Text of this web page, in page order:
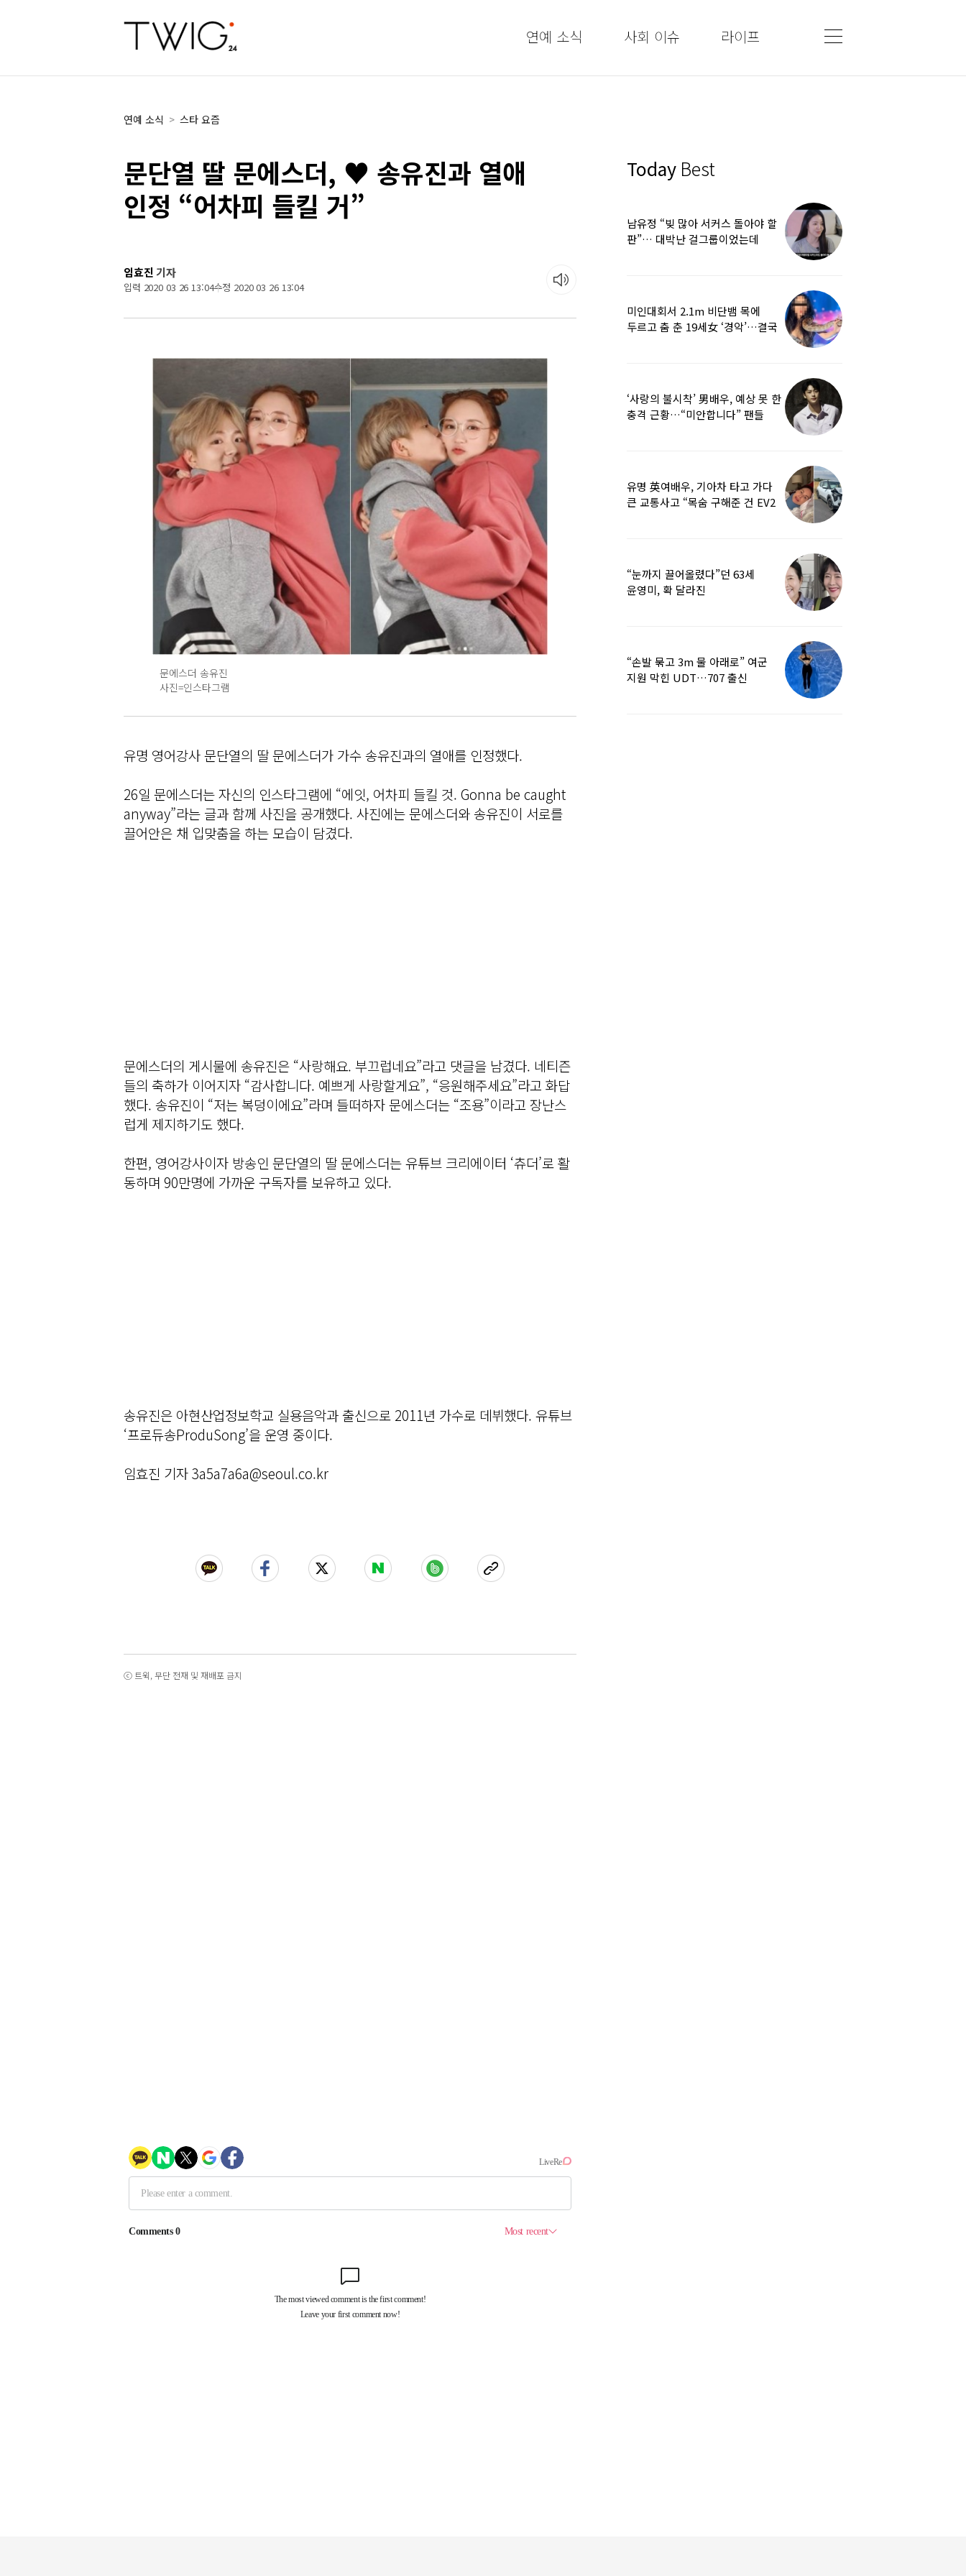
연예 소식 사회 이슈 라이프
연예 소식 > 스타 요즘
문단열 딸 문에스더, ♥ 송유진과 열애
인정 “어차피 들킬 거”
임효진 기자
입력 2020 03 26 13:04수정 2020 03 26 13:04
문에스더 송유진
사진=인스타그램
유명 영어강사 문단열의 딸 문에스더가 가수 송유진과의 열애를 인정했다.
26일 문에스더는 자신의 인스타그램에 “에잇, 어차피 들킬 것. Gonna be caught
anyway”라는 글과 함께 사진을 공개했다. 사진에는 문에스더와 송유진이 서로를
끌어안은 채 입맞춤을 하는 모습이 담겼다.
문에스더의 게시물에 송유진은 “사랑해요. 부끄럽네요”라고 댓글을 남겼다. 네티즌
들의 축하가 이어지자 “감사합니다. 예쁘게 사랑할게요”, “응원해주세요”라고 화답
했다. 송유진이 “저는 복덩이에요”라며 들떠하자 문에스더는 “조용”이라고 장난스
럽게 제지하기도 했다.
한편, 영어강사이자 방송인 문단열의 딸 문에스더는 유튜브 크리에이터 ‘츄더’로 활
동하며 90만명에 가까운 구독자를 보유하고 있다.
송유진은 아현산업정보학교 실용음악과 출신으로 2011년 가수로 데뷔했다. 유튜브
‘프로듀송ProduSong’을 운영 중이다.
임효진 기자 3a5a7a6a@seoul.co.kr
ⓒ 트윅, 무단 전재 및 재배포 금지
Today Best
남유정 “빚 많아 서커스 돌아야 할
판”… 대박난 걸그룹이었는데
미인대회서 2.1m 비단뱀 목에
두르고 춤 춘 19세女 ‘경악’…결국
‘사랑의 불시착’ 男배우, 예상 못 한
충격 근황…“미안합니다” 팬들
유명 英여배우, 기아차 타고 가다
큰 교통사고 “목숨 구해준 건 EV2
“눈까지 끌어올렸다”던 63세
윤영미, 확 달라진
“손발 묶고 3m 물 아래로” 여군
지원 막힌 UDT…707 출신